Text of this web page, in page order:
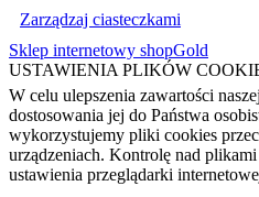
Zarządzaj ciasteczkami
Sklep internetowy shopGold
USTAWIENIA PLIKÓW
W celu ulepszenia zawartości
dostosowania jej do Państwa
wykorzystujemy pliki cookies
urządzeniach. Kontrolę nad
ustawienia przeglądarki